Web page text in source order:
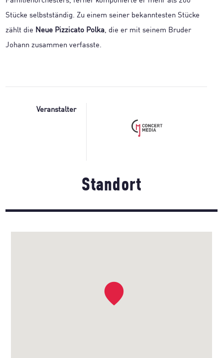
Stücke selbstständig. Zu einem seiner bekanntesten Stücke
zählt die Neue Pizzicato Polka, die er mit seinem Bruder
Johann zusammen verfasste.
Veranstalter
Standort